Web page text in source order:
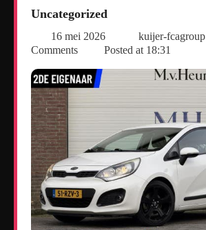
Uncategorized
16 mei 2026 kuijer-fcagroup
Comments
Posted at 18:31